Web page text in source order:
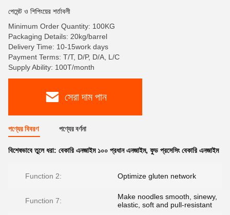
পেমেন্ট ও শিপিংয়ের শর্তাবলী
Minimum Order Quantity: 100KG
Packaging Details: 20kg/barrel
Delivery Time: 10-15work days
Payment Terms: T/T, D/P, D/A, L/C
Supply Ability: 100T/month
সেরা দাম পান
পণ্যের বিবরণ পণ্যের বর্ণনা
বিশেষভাবে তুলে ধরা: বেকারি এনজাইম ১০০ প্রধান এনজাইম, ফুড প্রসেসিং বেকারি এনজাইম
Function 2: Optimize gluten network
Function 7:
Make noodles smooth, sinewy,
elastic, soft and pull-resistant